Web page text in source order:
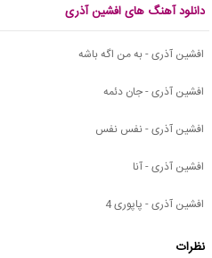
دانلود آهنگ های افشین آذری
افشین آذری - به من اگه باشه
افشین آذری - جان دئمه
افشین آذری - نفس نفس
افشین آذری - آنا
افشین آذری - پاپوری 4
نظرات